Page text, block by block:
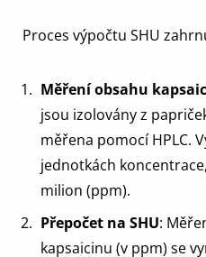
Proces výpočtu SHU
Měření obsahu
jsou izolovány z
měřena pomocí HPLC.
jednotkách
milion (ppm).
Přepočet na SHU:
kapsaicinu (v ppm) se